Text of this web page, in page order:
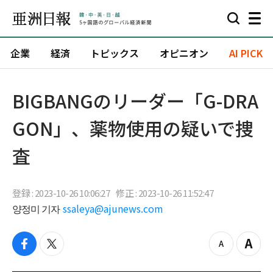
企業 経済 トピックス オピニオン AI PICK
BIGBANGのリーダー「G-DRA
GON」、薬物使用の疑いで捜
査
登録 : 2023-10-26 10:06:27 修正 : 2023-10-26 11:52:47
양정미 기자 ssaleya@ajunews.com
f
t
z
Z